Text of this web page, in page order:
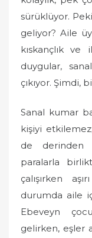
sürüklüyor.
geliyor? Aile
kıskançlık
duygular,
çıkıyor. Şimdi,
Sanal kumar
kişiyi
de derinden
paralarla
çalışırken
durumda aile
Ebeveyn
gelirken, eşler